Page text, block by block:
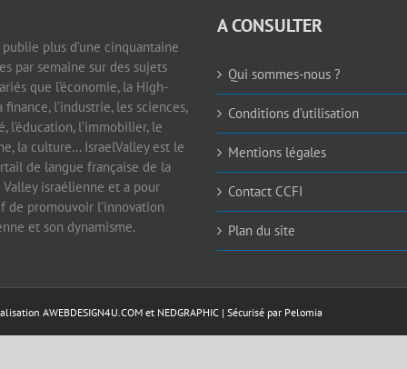
plus d’une cinquantaine
par semaine sur des sujets
que l’économie, la High-
finance, l’industrie, les sciences,
l’éducation, l’immobilier, le
la culture… IsraelValley est le
de langue française de la
israélienne et a pour
de promouvoir l’innovation
et son dynamisme.
A CONSULTER
Qui sommes-nous ?
Conditions d’utilisation
Mentions légales
Contact CCFI
Plan du site
AWEBDESIGN4U.COM et NEDGRAPHIC | Sécurisé par Pelomia